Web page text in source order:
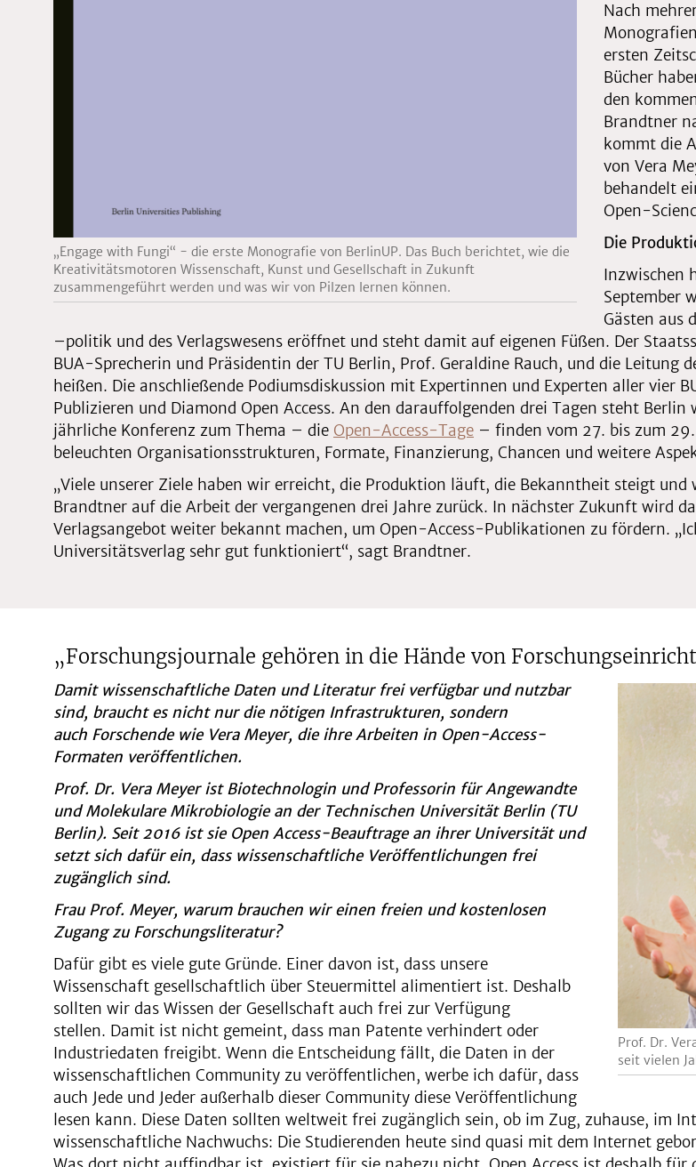
„Engage with Fungi“ - die erste Monografie von BerlinUP. Das Buch berichtet, wie die
Kreativitätsmotoren Wissenschaft, Kunst und Gesellschaft in Zukunft
zusammengeführt werden und was wir von Pilzen lernen können.
Nach
ersten
Bücher
den
Brandtner
kommt die
von Vera
behandelt
Open-
Die
Inzwischen
September
Gästen aus
–politik und des Verlagswesens eröffnet und steht damit auf eigenen Füßen. Der
BUA-Sprecherin und Präsidentin der TU Berlin, Prof. Geraldine Rauch, und die Leitung
heißen. Die anschließende Podiumsdiskussion mit Expertinnen und Experten aller vier
Publizieren und Diamond Open Access. An den darauffolgenden drei Tagen steht
jährliche Konferenz zum Thema – die Open-Access-Tage – finden vom 27. bis zum
beleuchten Organisationsstrukturen, Formate, Finanzierung, Chancen und weitere
„Viele unserer Ziele haben wir erreicht, die Produktion läuft, die Bekanntheit steigt
Brandtner auf die Arbeit der vergangenen drei Jahre zurück. In nächster Zukunft wird
Verlagsangebot weiter bekannt machen, um Open-Access-Publikationen zu fördern.
Universitätsverlag sehr gut funktioniert“, sagt Brandtner.
„Forschungsjournale gehören in die Hände von
Prof. Dr.
seit vielen
Damit wissenschaftliche Daten und Literatur frei verfügbar und nutzbar
sind, braucht es nicht nur die nötigen Infrastrukturen, sondern
auch Forschende wie Vera Meyer, die ihre Arbeiten in Open-Access-
Formaten veröffentlichen.
Prof. Dr. Vera Meyer ist Biotechnologin und Professorin für Angewandte
und Molekulare Mikrobiologie an der Technischen Universität Berlin (TU
Berlin). Seit 2016 ist sie Open Access-Beauftrage an ihrer Universität und
setzt sich dafür ein, dass wissenschaftliche Veröffentlichungen frei
zugänglich sind.
Frau Prof. Meyer, warum brauchen wir einen freien und kostenlosen
Zugang zu Forschungsliteratur?
Dafür gibt es viele gute Gründe. Einer davon ist, dass unsere
Wissenschaft gesellschaftlich über Steuermittel alimentiert ist. Deshalb
sollten wir das Wissen der Gesellschaft auch frei zur Verfügung
stellen. Damit ist nicht gemeint, dass man Patente verhindert oder
Industriedaten freigibt. Wenn die Entscheidung fällt, die Daten in der
wissenschaftlichen Community zu veröffentlichen, werbe ich dafür, dass
auch Jede und Jeder außerhalb dieser Community diese Veröffentlichung
lesen kann. Diese Daten sollten weltweit frei zugänglich sein, ob im Zug, zuhause, im
wissenschaftliche Nachwuchs: Die Studierenden heute sind quasi mit dem Internet